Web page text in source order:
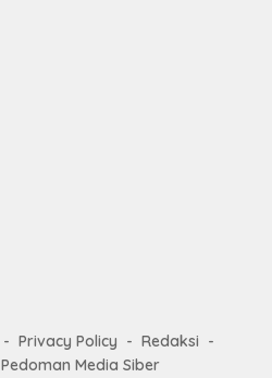
Privacy Policy
Redaksi
Pedoman Media Siber